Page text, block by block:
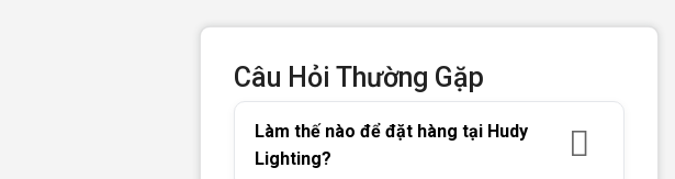
Câu Hỏi Thường Gặp
Làm thế nào để đặt hàng tại Hudy
Lighting?